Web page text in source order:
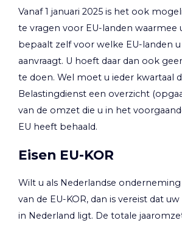
Vanaf 1 januari 2025 is het ook
te vragen voor EU-landen waarmee
bepaalt zelf voor welke EU-landen u
aanvraagt. U hoeft daar dan ook
te doen. Wel moet u ieder kwartaal
Belastingdienst een overzicht
van de omzet die u in het
EU heeft behaald.
Eisen EU-KOR
Wilt u als Nederlandse
van de EU-KOR, dan is vereist dat
in Nederland ligt. De totale